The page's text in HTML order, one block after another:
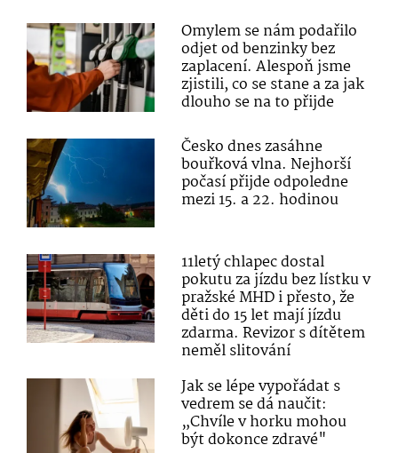
Omylem se nám podařilo
odjet od benzinky bez
zaplacení. Alespoň jsme
zjistili, co se stane a za jak
dlouho se na to přijde
Česko dnes zasáhne
bouřková vlna. Nejhorší
počasí přijde odpoledne
mezi 15. a 22. hodinou
11letý chlapec dostal
pokutu za jízdu bez lístku v
pražské MHD i přesto, že
děti do 15 let mají jízdu
zdarma. Revizor s dítětem
neměl slitování
Jak se lépe vypořádat s
vedrem se dá naučit:
„Chvíle v horku mohou
být dokonce zdravé"